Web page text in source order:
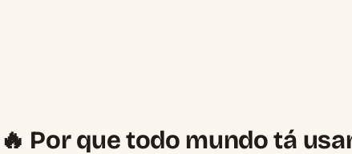
🔥 Por que todo mundo tá